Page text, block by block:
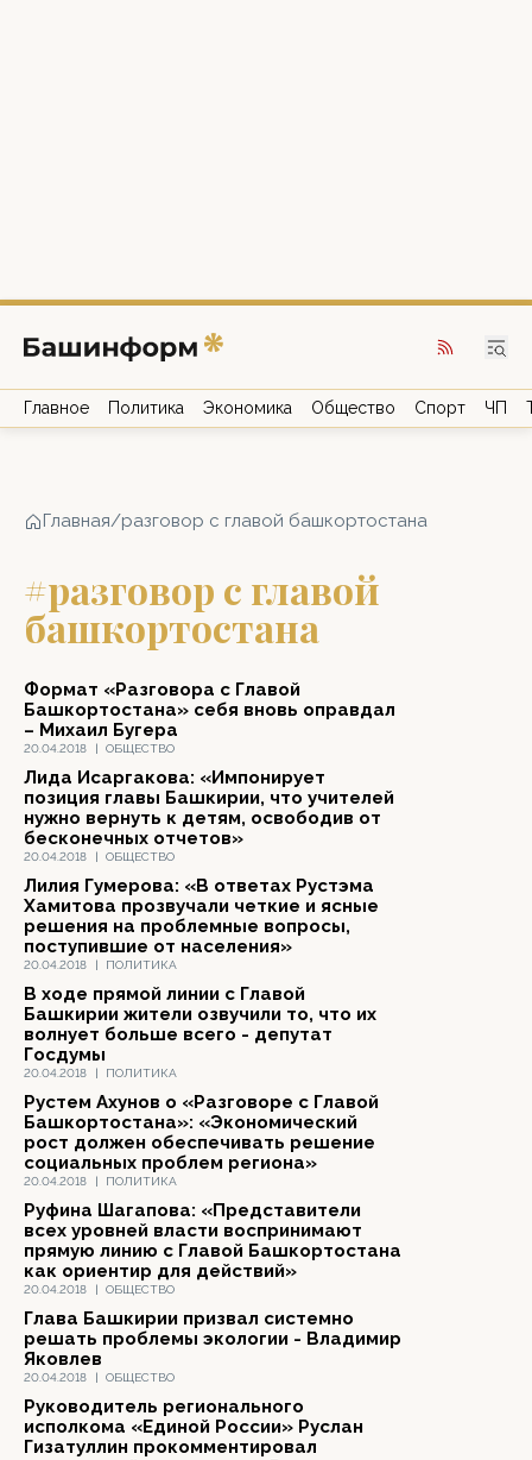
Главное Политика Экономика Общество Спорт ЧП
Главная/разговор с главой башкортостана
#разговор с главой
башкортостана
20.04.2018 | ОБЩЕСТВО
Формат «Разговора с Главой
Башкортостана» себя вновь оправдал
– Михаил Бугера
20.04.2018 | ОБЩЕСТВО
Лида Исаргакова: «Импонирует
позиция главы Башкирии, что учителей
нужно вернуть к детям, освободив от
бесконечных отчетов»
20.04.2018 | ПОЛИТИКА
Лилия Гумерова: «В ответах Рустэма
Хамитова прозвучали четкие и ясные
решения на проблемные вопросы,
поступившие от населения»
20.04.2018 | ПОЛИТИКА
В ходе прямой линии с Главой
Башкирии жители озвучили то, что их
волнует больше всего - депутат
Госдумы
20.04.2018 | ПОЛИТИКА
Рустем Ахунов о «Разговоре с Главой
Башкортостана»: «Экономический
рост должен обеспечивать решение
социальных проблем региона»
20.04.2018 | ОБЩЕСТВО
Руфина Шагапова: «Представители
всех уровней власти воспринимают
прямую линию с Главой Башкортостана
как ориентир для действий»
20.04.2018 | ОБЩЕСТВО
Глава Башкирии призвал системно
решать проблемы экологии - Владимир
Яковлев
Руководитель регионального
исполкома «Единой России» Руслан
Гизатуллин прокомментировал